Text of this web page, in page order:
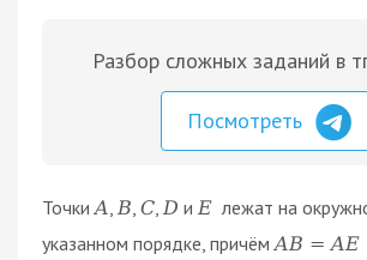
Разбор сложных заданий в
Посмотреть
Точки A B C D и E лежат на
указанном порядке, причём AB = AE